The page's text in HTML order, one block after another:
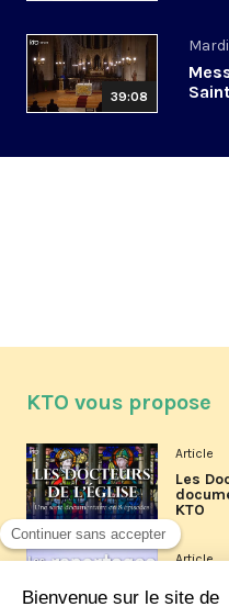
39:08
KTO vous propose
Article
Les
KTO
Article
Les